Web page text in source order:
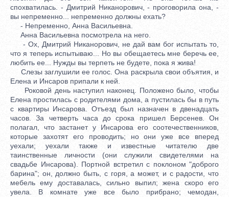
спохватилась. - Дмитрий Никанорович, - проговорила она, -
вы непременно... непременно должны ехать?
- Непременно, Анна Васильевна.
Анна Васильевна посмотрела на него.
- Ох, Дмитрий Никанорович, не дай вам бог испытать то,
что я теперь испытываю... Но вы обещаетесь мне беречь ее,
любить ее... Нужды вы терпеть не будете, пока я жива!
Слезы заглушили ее голос. Она раскрыла свои объятия, и
Елена и Инсаров припали к ней.
Роковой день наступил наконец. Положено было, чтобы
Елена простилась с родителями дома, а пустилась бы в путь
с квартиры Инсарова. Отъезд был назначен в двенадцать
часов. За четверть часа до срока пришел Берсенев. Он
полагал, что застанет у Инсарова его соотечественников,
которые захотят его проводить; но они уже все вперед
уехали; уехали также и известные читателю две
таинственные личности (они служили свидетелями на
свадьбе Инсарова). Портной встретил с поклоном "доброго
барина"; он, должно быть, с горя, а может, и с радости, что
мебель ему доставалась, сильно выпил; жена скоро его
увела. В комнате уже все было прибрано; чемодан,